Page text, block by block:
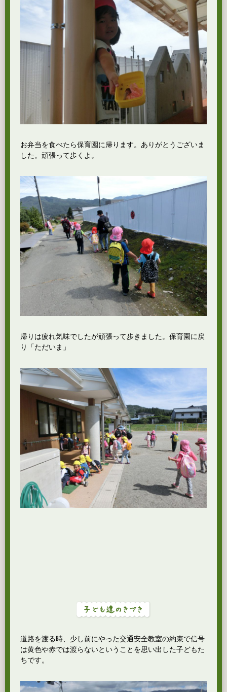
お弁当を食べたら保育園に帰ります。ありがとうございま
した。頑張って歩くよ。
帰りは疲れ気味でしたが頑張って歩きました。保育園に戻
り「ただいま」
道路を渡る時、少し前にやった交通安全教室の約束で信号
は黄色や赤では渡らないということを思い出した子どもた
ちです。